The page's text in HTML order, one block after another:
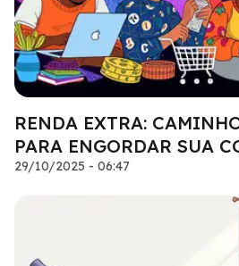
RENDA EXTRA:
PARA ENGORDAR SUA
29/10/2025 - 06:47